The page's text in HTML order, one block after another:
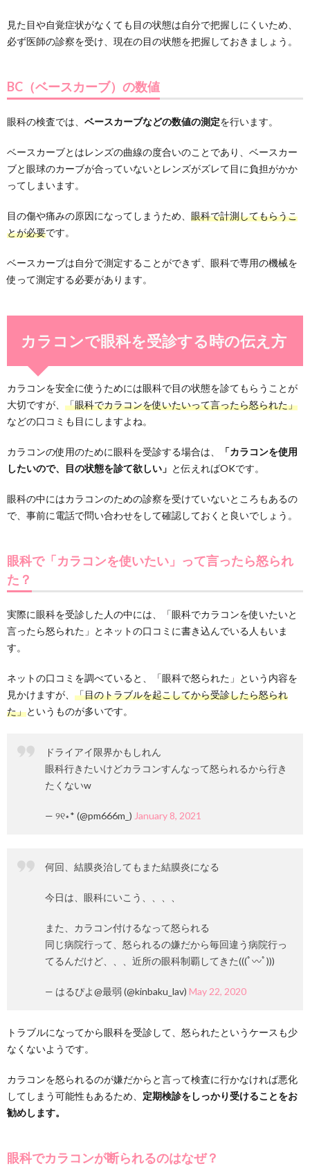
見た目や自覚症状がなくても目の状態は自分で把握しにくいため、
必ず医師の診察を受け、現在の目の状態を把握しておきましょう。
BC（ベースカーブ）の数値
眼科の検査では、 ベースカーブなどの数値の測定を行います。
ベースカーブとはレンズの曲線の度合いのことであり、ベースカー
ブと眼球のカーブが合っていないとレンズがズレて目に負担がかか
ってしまいます。
目の傷や痛みの原因になってしまうため、 眼科で計測してもらうこ
とが必要です。
ベースカーブは自分で測定することができず、眼科で専用の機械を
使って測定する必要があります。
カラコンで眼科を受診する時の伝え方
カラコンを安全に使うためには眼科で目の状態を診てもらうことが
大切ですが、 「眼科でカラコンを使いたいって言ったら怒られた」
などの口コミも目にしますよね。
カラコンの使用のために眼科を受診する場合は、
「カラコンを使用
したいので、目の状態を診て欲しい」 と伝えればOKです。
眼科の中にはカラコンのための診察を受けていないところもあるの
で、事前に電話で問い合わせをして確認しておくと良いでしょう。
眼科で「カラコンを使いたい」って言ったら怒られ
た？
実際に眼科を受診した人の中には、「眼科でカラコンを使いたいと
言ったら怒られた」とネットの口コミに書き込んでいる人もいま
す。
ネットの口コミを調べていると、「眼科で怒られた」という内容を
見かけますが、 「目のトラブルを起こしてから受診したら怒られ
た」というものが多いです。
ドライアイ限界かもしれん
眼科行きたいけどカラコンすんなって怒られるから行き
たくないw
— ୨୧⋆* (@pm666m_) January 8, 2021
何回、結膜炎治してもまた結膜炎になる
今日は、眼科にいこう、、、、
また、カラコン付けるなって怒られる
同じ病院行って、怒られるの嫌だから毎回違う病院行っ
てるんだけど、、、近所の眼科制覇してきた(((ﾟ〰ﾟ)))
— はるぴよ@最弱 (@kinbaku_lav) May 22, 2020
トラブルになってから眼科を受診して、怒られたというケースも少
なくないようです。
カラコンを怒られるのが嫌だからと言って検査に行かなければ悪化
してしまう可能性もあるため、 定期検診をしっかり受けることをお
勧めします。
眼科でカラコンが断られるのはなぜ？